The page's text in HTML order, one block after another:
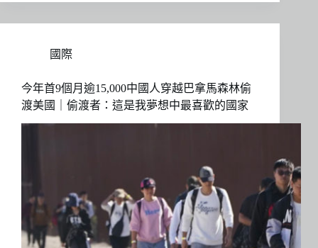
國際
今年首9個月逾15,000中國人穿越巴拿馬森林偷
渡美國｜偷渡者：這是我夢想中最喜歡的國家